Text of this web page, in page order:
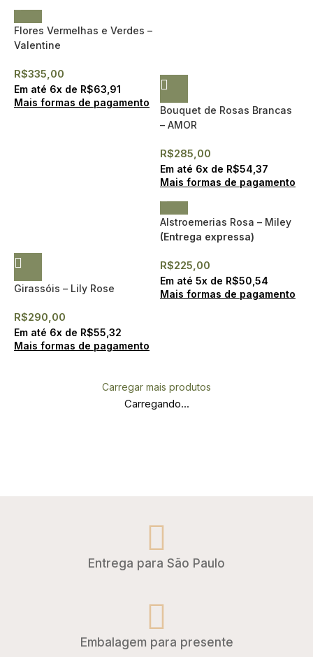
Flores Vermelhas e Verdes –
Valentine
R$335,00
Em até 6x de R$63,91
Mais formas de pagamento
Bouquet de Rosas Brancas
– AMOR
R$285,00
Em até 6x de R$54,37
Mais formas de pagamento
Girassóis – Lily Rose
R$290,00
Em até 6x de R$55,32
Mais formas de pagamento
Alstroemerias Rosa – Miley
(Entrega expressa)
R$225,00
Em até 5x de R$50,54
Mais formas de pagamento
Carregar mais produtos
Carregando...
Entrega para São Paulo
Embalagem para presente